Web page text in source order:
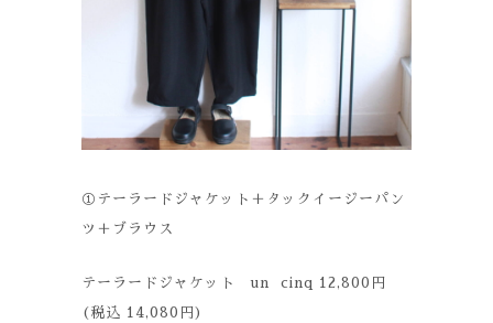
①テーラードジャケット＋タックイージーパン
ツ＋ブラウス
テーラードジャケット un cinq 12,800円
(税込 14,080円)